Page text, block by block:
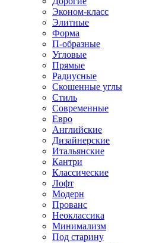
Эконом-класс
Элитные
Форма
П-образные
Угловые
Прямые
Радиусные
Скошенные углы
Стиль
Современные
Евро
Английские
Дизайнерские
Итальянские
Кантри
Классические
Лофт
Модерн
Прованс
Неоклассика
Минимализм
Под старину